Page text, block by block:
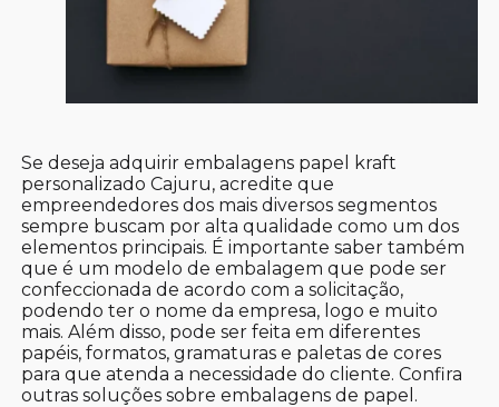
Se deseja adquirir embalagens papel kraft
personalizado Cajuru, acredite que
empreendedores dos mais diversos segmentos
sempre buscam por alta qualidade como um dos
elementos principais. É importante saber também
que é um modelo de embalagem que pode ser
confeccionada de acordo com a solicitação,
podendo ter o nome da empresa, logo e muito
mais. Além disso, pode ser feita em diferentes
papéis, formatos, gramaturas e paletas de cores
para que atenda a necessidade do cliente. Confira
outras soluções sobre embalagens de papel.